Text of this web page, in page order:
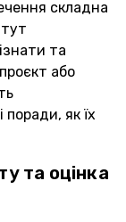
складна
та
або
як їх
та оцінка